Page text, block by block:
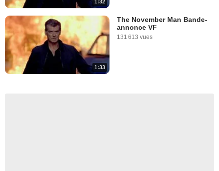
1:32
1:33
The November Man Bande-
annonce VF
131 613 vues